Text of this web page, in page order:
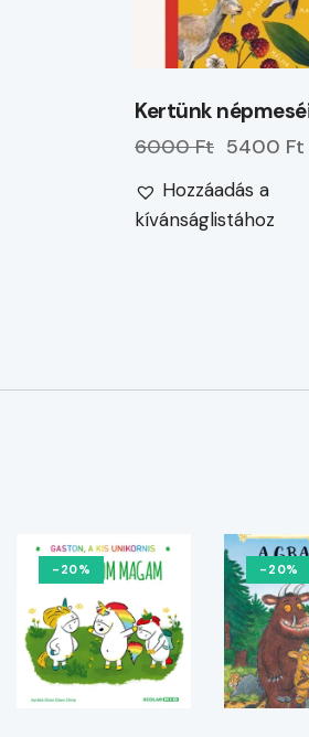
Kertünk
6000 Ft 5400 Ft
Hozzáadás a
kívánságlistához
-20% -20%